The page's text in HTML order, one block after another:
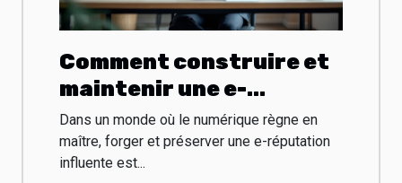
Comment construire et
maintenir une e-
réputation influente
dans le secteur
numérique
Dans un monde où le numérique règne en
maître, forger et préserver une e-réputation
influente est...